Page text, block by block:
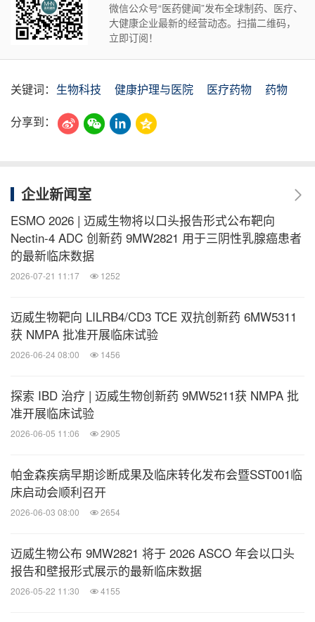
微信公众号“医药健闻”发布全球制药、医疗、
大健康企业最新的经营动态。扫描二维码，
立即订阅！
关键词： 生物科技 健康护理与医院 医疗药物
药物
分享到：
企业新闻室
ESMO 2026 | 迈威生物将以口头报告形式公布靶向
Nectin-4 ADC 创新药 9MW2821 用于三阴性乳腺癌患者
的最新临床数据
2026-07-21 11:17 1252
迈威生物靶向 LILRB4/CD3 TCE 双抗创新药 6MW5311
获 NMPA 批准开展临床试验
2026-06-24 08:00 1456
探索 IBD 治疗 | 迈威生物创新药 9MW5211获 NMPA 批
准开展临床试验
2026-06-05 11:06 2905
帕金森疾病早期诊断成果及临床转化发布会暨SST001临
床启动会顺利召开
2026-06-03 08:00 2654
迈威生物公布 9MW2821 将于 2026 ASCO 年会以口头
报告和壁报形式展示的最新临床数据
2026-05-22 11:30 4155